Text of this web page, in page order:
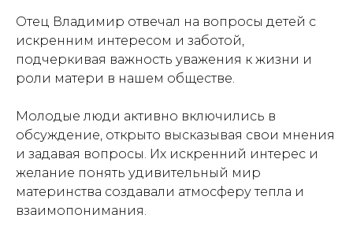
Отец Владимир отвечал на вопросы детей с
искренним интересом и заботой,
подчеркивая важность уважения к жизни и
роли матери в нашем обществе.
Молодые люди активно включились в
обсуждение, открыто высказывая свои мнения
и задавая вопросы. Их искренний интерес и
желание понять удивительный мир
материнства создавали атмосферу тепла и
взаимопонимания.